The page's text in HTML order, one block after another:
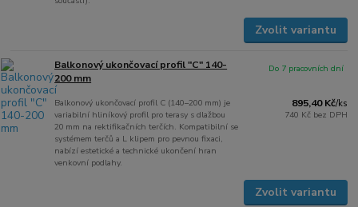
Zvolit variantu
Balkonový ukončovací profil "C" 140-
200 mm
Balkonový ukončovací profil C (140–200 mm) je
variabilní hliníkový profil pro terasy s dlažbou
20 mm na rektifikačních terčích. Kompatibilní se
systémem terčů a L klipem pro pevnou fixaci,
nabízí estetické a technické ukončení hran
venkovní podlahy.
895,40 Kč/ks
740 Kč bez DPH
Do 7 pracovních dní
Zvolit variantu